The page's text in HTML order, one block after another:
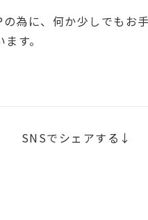
の為に、何か少しでもお
す。
SNSでシェアする↓